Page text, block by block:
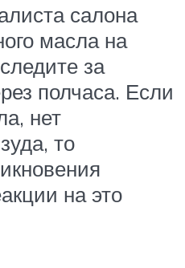
салона
масла на
за
полчаса. Если
нет
то
на это